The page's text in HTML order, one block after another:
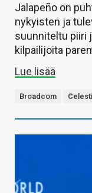
Jalapeño on
nykyisten ja
suunniteltu piiri
kilpailijoita
Lue lisää
Broadcom